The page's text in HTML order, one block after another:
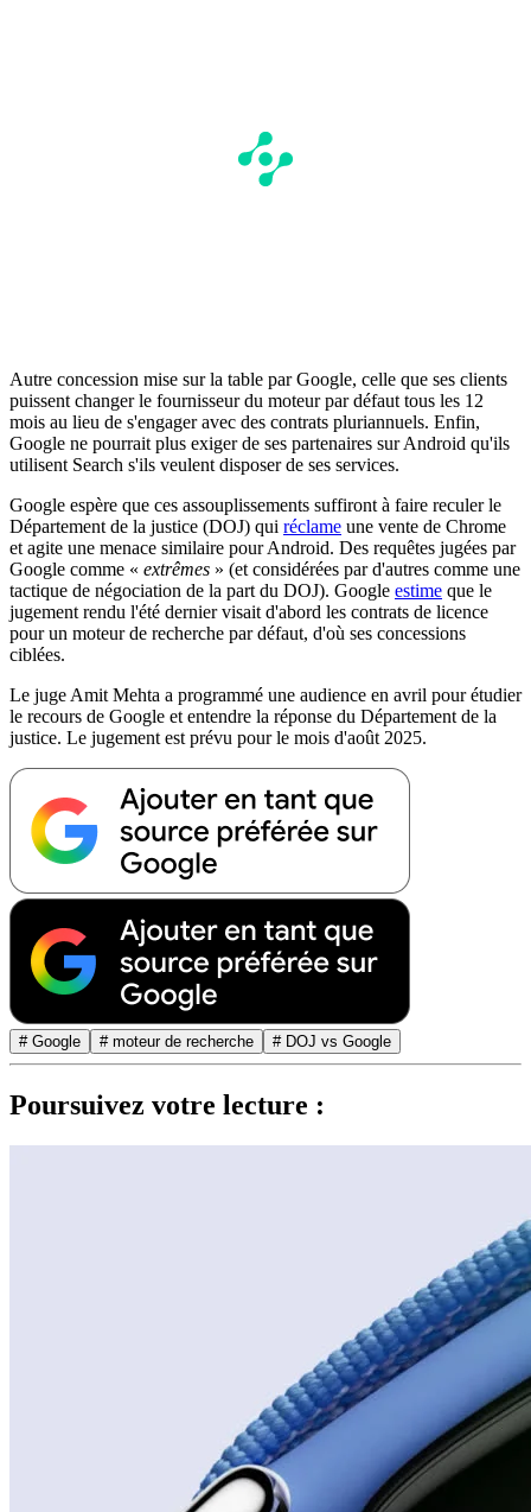
Autre concession mise sur la table par Google, celle que ses clients
puissent changer le fournisseur du moteur par défaut tous les 12
mois au lieu de s'engager avec des contrats pluriannuels. Enfin,
Google ne pourrait plus exiger de ses partenaires sur Android qu'ils
utilisent Search s'ils veulent disposer de ses services.
Google espère que ces assouplissements suffiront à faire reculer le
Département de la justice (DOJ) qui réclame une vente de Chrome
et agite une menace similaire pour Android. Des requêtes jugées par
Google comme « extrêmes » (et considérées par d'autres comme une
tactique de négociation de la part du DOJ). Google estime que le
jugement rendu l'été dernier visait d'abord les contrats de licence
pour un moteur de recherche par défaut, d'où ses concessions
ciblées.
Le juge Amit Mehta a programmé une audience en avril pour étudier
le recours de Google et entendre la réponse du Département de la
justice. Le jugement est prévu pour le mois d'août 2025.
# Google # moteur de recherche # DOJ vs Google
Poursuivez votre lecture :